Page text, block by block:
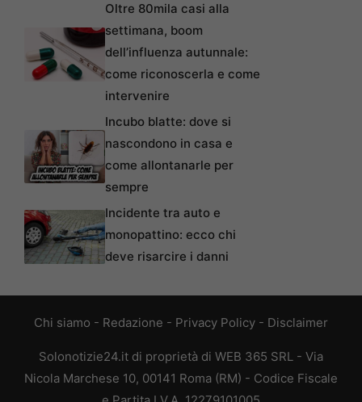
Oltre 80mila casi alla
settimana, boom
dell’influenza autunnale:
come riconoscerla e come
intervenire
Incubo blatte: dove si
nascondono in casa e
come allontanarle per
sempre
Incidente tra auto e
monopattino: ecco chi
deve risarcire i danni
Chi siamo - Redazione - Privacy Policy - Disclaimer
Solonotizie24.it di proprietà di WEB 365 SRL - Via
Nicola Marchese 10, 00141 Roma (RM) - Codice Fiscale